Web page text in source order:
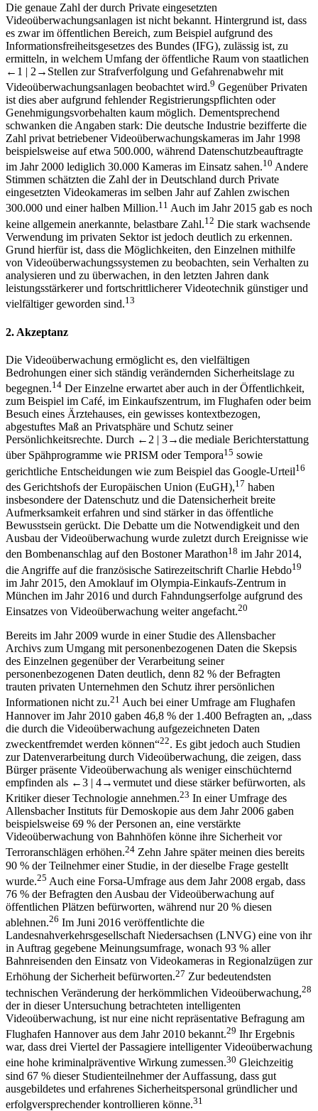
Die genaue Zahl der durch Private eingesetzten
Videoüberwachungsanlagen ist nicht bekannt. Hintergrund ist, dass
es zwar im öffentlichen Bereich, zum Beispiel aufgrund des
Informationsfreiheitsgesetzes des Bundes (IFG), zulässig ist, zu
ermitteln, in welchem Umfang der öffentliche Raum von staatlichen
←1 | 2→ Stellen zur Strafverfolgung und Gefahrenabwehr mit
Videoüberwachungsanlagen beobachtet wird.9 Gegenüber Privaten
ist dies aber aufgrund fehlender Registrierungspflichten oder
Genehmigungsvorbehalten kaum möglich. Dementsprechend
schwanken die Angaben stark: Die deutsche Industrie bezifferte die
Zahl privat betriebener Videoüberwachungskameras im Jahr 1998
beispielsweise auf etwa 500.000, während Datenschutzbeauftragte
im Jahr 2000 lediglich 30.000 Kameras im Einsatz sahen.10 Andere
Stimmen schätzten die Zahl der in Deutschland durch Private
eingesetzten Videokameras im selben Jahr auf Zahlen zwischen
300.000 und einer halben Million.11 Auch im Jahr 2015 gab es noch
keine allgemein anerkannte, belastbare Zahl.12 Die stark wachsende
Verwendung im privaten Sektor ist jedoch deutlich zu erkennen.
Grund hierfür ist, dass die Möglichkeiten, den Einzelnen mithilfe
von Videoüberwachungssystemen zu beobachten, sein Verhalten zu
analysieren und zu überwachen, in den letzten Jahren dank
leistungsstärkerer und fortschrittlicherer Videotechnik günstiger und
vielfältiger geworden sind.13
2. Akzeptanz
Die Videoüberwachung ermöglicht es, den vielfältigen
Bedrohungen einer sich ständig verändernden Sicherheitslage zu
begegnen.14 Der Einzelne erwartet aber auch in der Öffentlichkeit,
zum Beispiel im Café, im Einkaufszentrum, im Flughafen oder beim
Besuch eines Ärztehauses, ein gewisses kontextbezogen,
abgestuftes Maß an Privatsphäre und Schutz seiner
Persönlichkeitsrechte. Durch ←2 | 3→die mediale Berichterstattung
über Spähprogramme wie PRISM oderTempora15 sowie
gerichtliche Entscheidungen wie zum Beispiel das Google-Urteil16
des Gerichtshofs der Europäischen Union (EuGH),17 haben
insbesondere der Datenschutz und die Datensicherheit breite
Aufmerksamkeit erfahren und sind stärker in das öffentliche
Bewusstsein gerückt. Die Debatte um die Notwendigkeit und den
Ausbau der Videoüberwachung wurde zuletzt durch Ereignisse wie
den Bombenanschlag auf den Bostoner Marathon18 im Jahr 2014,
die Angriffe auf die französische Satirezeitschrift Charlie Hebdo19
im Jahr 2015, den Amoklauf im Olympia-Einkaufs-Zentrum in
München im Jahr 2016 und durch Fahndungserfolge aufgrund des
Einsatzes von Videoüberwachung weiter angefacht.20
Bereits im Jahr 2009 wurde in einer Studie des Allensbacher
Archivs zum Umgang mit personenbezogenen Daten die Skepsis
des Einzelnen gegenüber der Verarbeitung seiner
personenbezogenen Daten deutlich, denn 82 % der Befragten
trauten privaten Unternehmen den Schutz ihrer persönlichen
Informationen nicht zu.21 Auch bei einer Umfrage am Flughafen
Hannover im Jahr 2010 gaben 46,8 % der 1.400 Befragten an, „dass
die durch die Videoüberwachung aufgezeichneten Daten
zweckentfremdet werden können“22. Es gibt jedoch auch Studien
zur Datenverarbeitung durch Videoüberwachung, die zeigen, dass
Bürger präsente Videoüberwachung als weniger einschüchternd
empfinden als ←3 | 4→vermutet und diese stärker befürworten, als
Kritiker dieser Technologie annehmen.23 In einer Umfrage des
Allensbacher Instituts für Demoskopie aus dem Jahr 2006 gaben
beispielsweise 69 % der Personen an, eine verstärkte
Videoüberwachung von Bahnhöfen könne ihre Sicherheit vor
Terroranschlägen erhöhen.24 Zehn Jahre später meinen dies bereits
90 % der Teilnehmer einer Studie, in der dieselbe Frage gestellt
wurde.25 Auch eine Forsa-Umfrage aus dem Jahr 2008 ergab, dass
76 % der Befragten den Ausbau der Videoüberwachung auf
öffentlichen Plätzen befürworten, während nur 20 % diesen
ablehnen.26 Im Juni 2016 veröffentlichte die
Landesnahverkehrsgesellschaft Niedersachsen (LNVG) eine von ihr
in Auftrag gegebene Meinungsumfrage, wonach 93 % aller
Bahnreisenden den Einsatz von Videokameras in Regionalzügen zur
Erhöhung der Sicherheit befürworten.27 Zur bedeutendsten
technischen Veränderung der herkömmlichen Videoüberwachung,28
der in dieser Untersuchung betrachteten intelligenten
Videoüberwachung, ist nur eine nicht repräsentative Befragung am
Flughafen Hannover aus dem Jahr 2010 bekannt.29 Ihr Ergebnis
war, dass drei Viertel der Passagiere intelligenter Videoüberwachung
eine hohe kriminalpräventive Wirkung zumessen.30 Gleichzeitig
sind 67 % dieser Studienteilnehmer der Auffassung, dass gut
ausgebildetes und erfahrenes Sicherheitspersonal gründlicher und
erfolgversprechender kontrollieren könne.31